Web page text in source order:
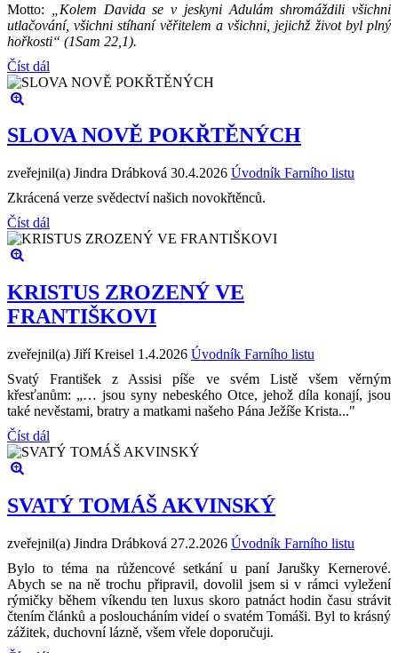
Motto:
„Kolem Davida se v jeskyni Adulám shromáždili všichni
utlačování, všichni stíhaní věřitelem a všichni, jejichž život byl plný
hořkosti“ (1Sam 22,1).
Číst dál
SLOVA NOVĚ POKŘTĚNÝCH
zveřejnil(a) Jindra Drábková 30.4.2026 Úvodník Farního listu
Zkrácená verze svědectví našich novokřtěnců.
Číst dál
KRISTUS ZROZENÝ VE
FRANTIŠKOVI
zveřejnil(a) Jiří Kreisel 1.4.2026 Úvodník Farního listu
Svatý František z Assisi píše ve svém Listě všem věrným
křesťanům: „… jsou syny nebeského Otce, jehož díla konají, jsou
také nevěstami, bratry a matkami našeho Pána Ježíše Krista..."
Číst dál
SVATÝ TOMÁŠ AKVINSKÝ
zveřejnil(a) Jindra Drábková 27.2.2026 Úvodník Farního listu
Bylo to téma na růžencové setkání u paní Jarušky Kernerové.
Abych se na ně trochu připravil, dovolil jsem si v rámci vyležení
rýmičky během víkendu ten luxus skoro patnáct hodin času strávit
čtením článků a posloucháním videí o svatém Tomáši. Byl to krásný
zážitek, duchovní lázně, všem vřele doporučuji.